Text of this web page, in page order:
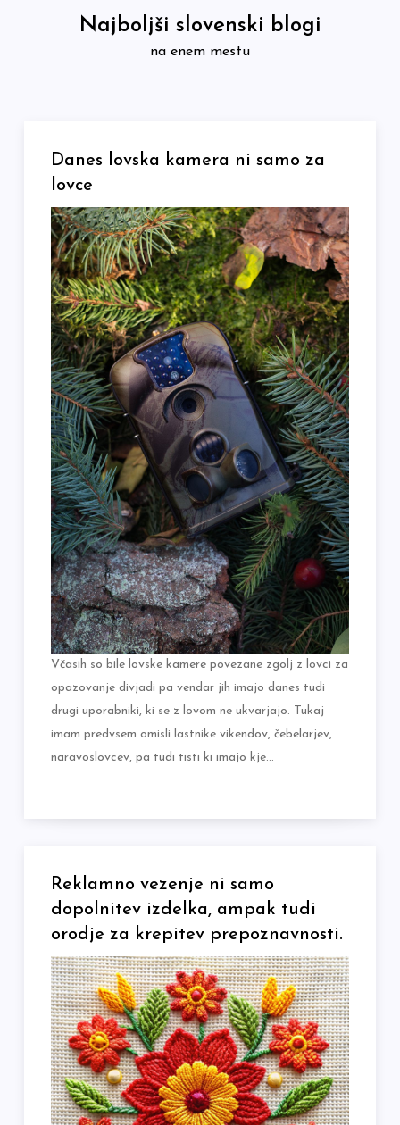
Najboljši slovenski blogi
na enem mestu
Danes lovska kamera ni samo za
lovce
Včasih so bile lovske kamere povezane zgolj z lovci za
opazovanje divjadi pa vendar jih imajo danes tudi
drugi uporabniki, ki se z lovom ne ukvarjajo. Tukaj
imam predvsem omisli lastnike vikendov, čebelarjev,
naravoslovcev, pa tudi tisti ki imajo kje…
Reklamno vezenje ni samo
dopolnitev izdelka, ampak tudi
orodje za krepitev prepoznavnosti.